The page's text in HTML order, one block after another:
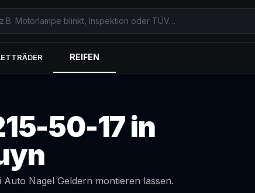
REIFEN
50-17in
Auto Nagel Geldern montieren lassen.